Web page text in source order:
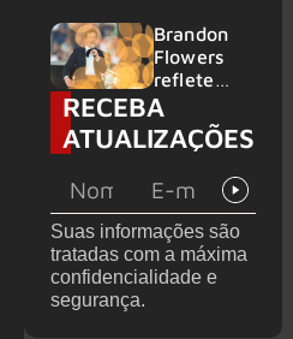
am Ring
2026
membros
do GHOST
e KORN
Brandon
Flowers
reflete
sobre o
futuro e
levanta
de de
deixar os
palcos
RECEBA
ATUALIZAÇÕES
Suas informações são
tratadas com a máxima
confidencialidade e
segurança.